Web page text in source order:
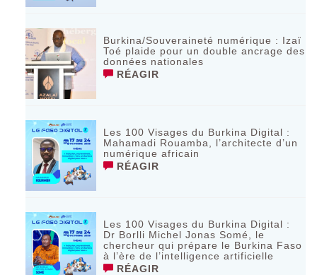
Burkina/Souveraineté numérique : Izaï
Toé plaide pour un double ancrage des
données nationales
RÉAGIR
Les 100 Visages du Burkina Digital :
Mahamadi Rouamba, l’architecte d’un
numérique africain
RÉAGIR
Les 100 Visages du Burkina Digital :
Dr Borlli Michel Jonas Somé, le
chercheur qui prépare le Burkina Faso
à l’ère de l’intelligence artificielle
RÉAGIR